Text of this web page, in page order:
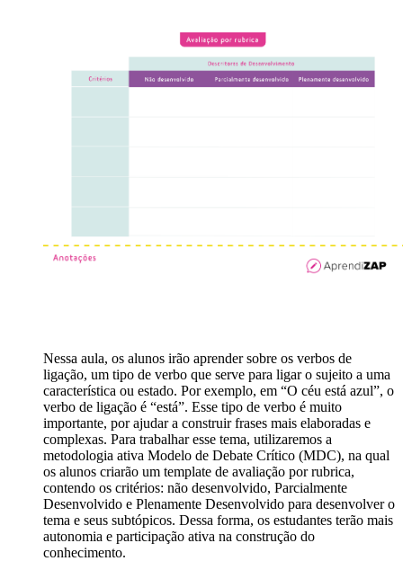
Nessa aula, os alunos irão aprender sobre os verbos de
ligação, um tipo de verbo que serve para ligar o sujeito a uma
característica ou estado. Por exemplo, em “O céu está azul”, o
verbo de ligação é “está”. Esse tipo de verbo é muito
importante, por ajudar a construir frases mais elaboradas e
complexas. Para trabalhar esse tema, utilizaremos a
metodologia ativa Modelo de Debate Crítico (MDC), na qual
os alunos criarão um template de avaliação por rubrica,
contendo os critérios: não desenvolvido, Parcialmente
Desenvolvido e Plenamente Desenvolvido para desenvolver o
tema e seus subtópicos. Dessa forma, os estudantes terão mais
autonomia e participação ativa na construção do
conhecimento.